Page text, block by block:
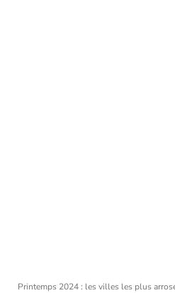
Printemps 2024 : les villes les plus